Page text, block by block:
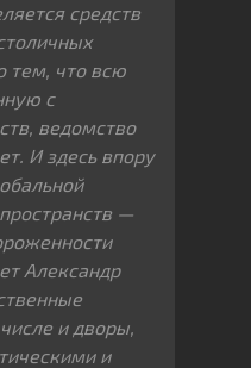
средств
тем, что всю
с
ведомство
И здесь впору
—
Александр
и дворы,
и